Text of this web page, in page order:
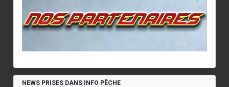
NEWS PRISES DANS INFO PÊCHE